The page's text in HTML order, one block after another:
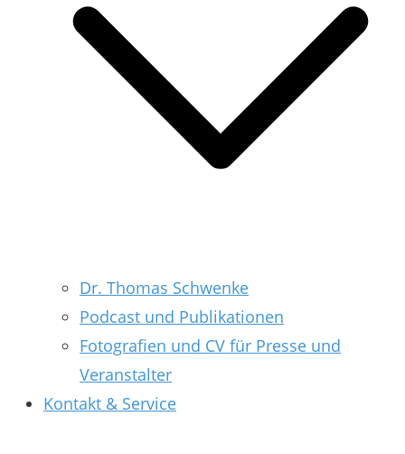
Dr. Thomas Schwenke
Podcast und Publikationen
Fotografien und CV für Presse und
Veranstalter
Kontakt & Service